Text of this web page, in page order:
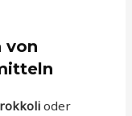
von
oder